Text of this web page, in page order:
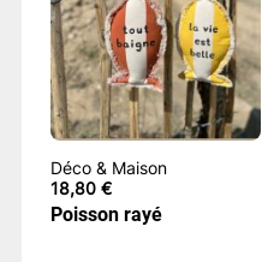
Déco & Maison
18,80 €
Poisson rayé